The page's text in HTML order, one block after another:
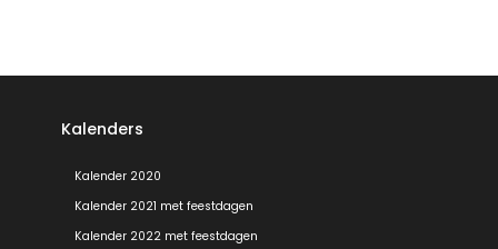
Kalenders
Kalender 2020
Kalender 2021 met feestdagen
Kalender 2022 met feestdagen